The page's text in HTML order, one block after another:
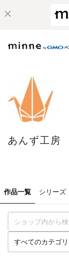
あんず工房
作品一覧 シリーズ